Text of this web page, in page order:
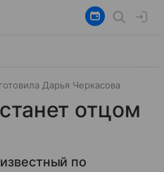
Дарья Черкасова
отцом
по